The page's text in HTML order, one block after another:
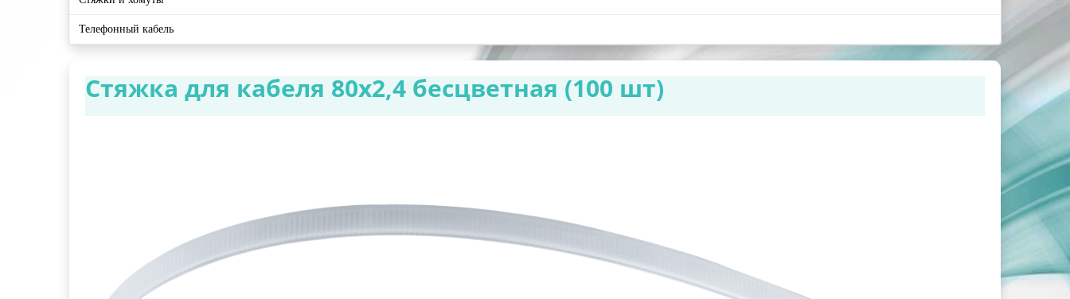
Телефонный кабель
Стяжка для кабеля 80х2,4 бесцветная (100 шт)